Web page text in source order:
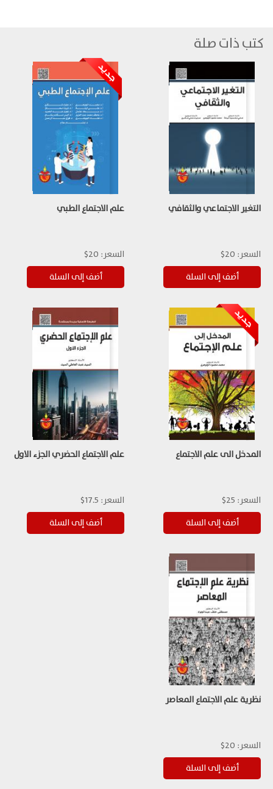
كتب ذات صلة
التغير الاجتماعي والثقافي
السعر: 20$
علم الاجتماع الطبي
السعر: 20$
المدخل الى علم الاجتماع
السعر: 25$
علم الاجتماع الحضري الجزء الاول
السعر: 17.5$
نظرية علم الاجتماع المعاصر
السعر: 20$